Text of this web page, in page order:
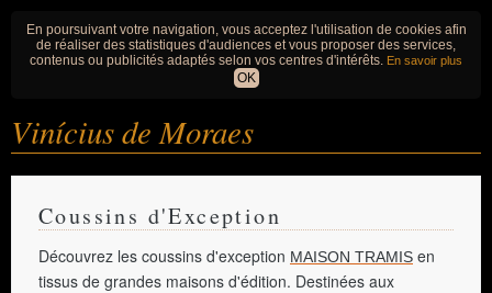
En poursuivant votre navigation, vous acceptez l'utilisation de cookies afin
de réaliser des statistiques d'audiences et vous proposer des services,
contenus ou publicités adaptés selon vos centres d'intérêts. En savoir plus
OK
Vinícius de Moraes
Coussins d'Exception
Découvrez les coussins d'exception MAISON TRAMIS en
tissus de grandes maisons d'édition. Destinées aux